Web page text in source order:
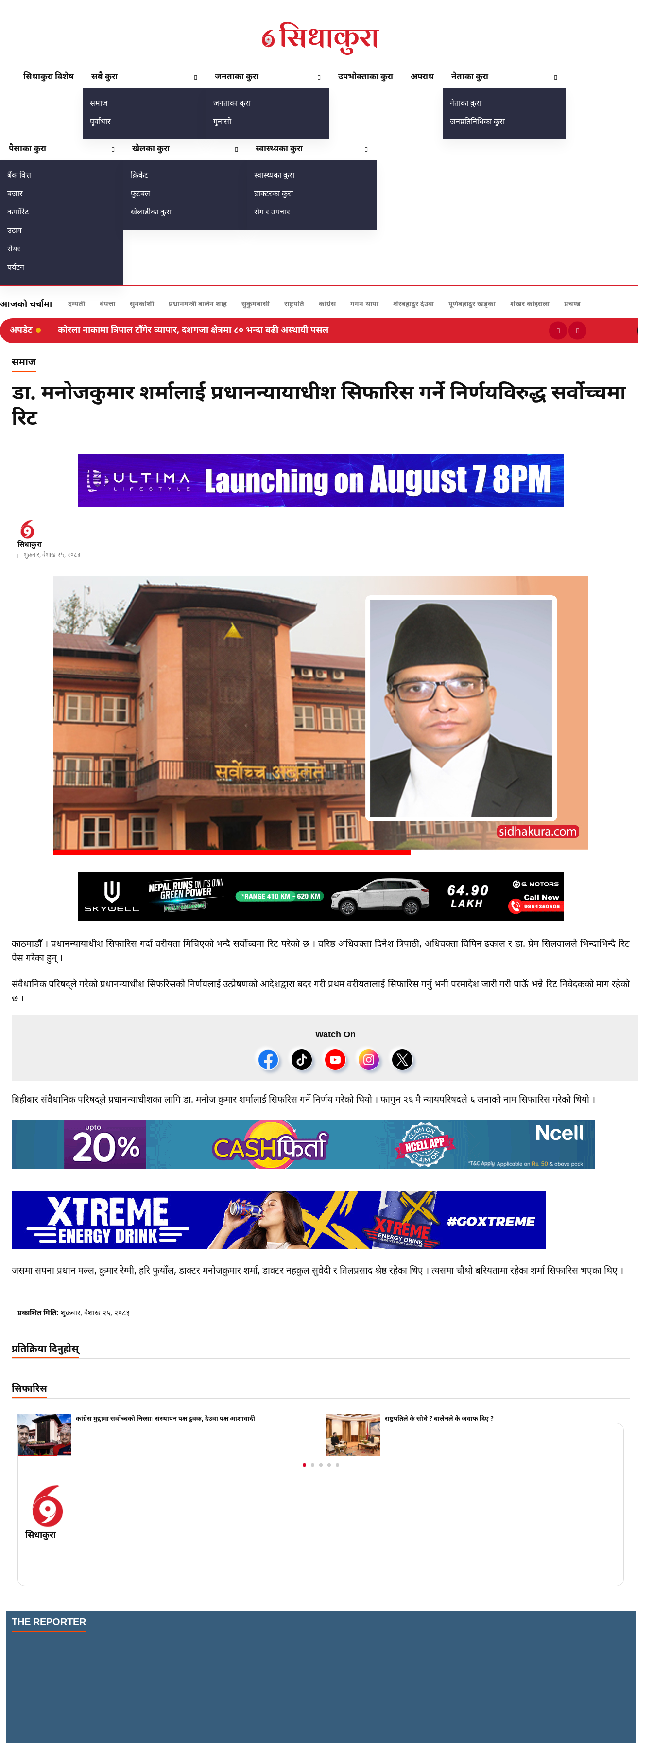
सिधाकुरा विशेष सबै कुरा
समाज
पूर्वाधार
जनताका कुरा
जनताका कुरा
गुनासो
उपभोक्ताका कुरा अपराध नेताका कुरा
नेताका कुरा
जनप्रतिनिधिका कुरा
पैसाका कुरा
बैंक वित्त
बजार
कर्पाोरेट
उद्यम
सेयर
पर्यटन
खेलका कुरा
क्रिकेट
फुटबल
खेलाडीका कुरा
स्वास्थ्यका कुरा
स्वास्थ्यका कुरा
डाक्टरका कुरा
रोग र उपचार
आजको चर्चामा दम्पती बेपत्ता सुनकोशी प्रधानमन्त्री बालेन शाह सुकुमबासी राष्ट्रपति कांग्रेस गगन थापा शेरबहादुर देउवा पूर्णबहादुर खड्का शेखर कोइराला प्रचण्ड
अपडेट आज बेलुकादेखि मनसुन सक्रिय हुने, पर्सिसम्म भारी वर्षाको सम्भावना
समाज
डा. मनोजकुमार शर्मालाई प्रधानन्यायाधीश सिफारिस गर्ने निर्णयविरुद्ध सर्वोच्चमा
रिट
सिधाकुरा
शुक्रबार, वैशाख २५, २०८३
काठमाडौँ । प्रधानन्यायाधीश सिफारिस गर्दा वरीयता मिचिएको भन्दै सर्वोच्चमा रिट परेको छ । वरिष्ठ अधिवक्ता दिनेश त्रिपाठी, अधिवक्ता विपिन ढकाल र डा. प्रेम सिलवालले भिन्दाभिन्दै रिट
पेस गरेका हुन् ।
संवैधानिक परिषद्ले गरेको प्रधानन्याधीश सिफरिसको निर्णयलाई उत्प्रेषणको आदेशद्वारा बदर गरी प्रथम वरीयतालाई सिफारिस गर्नु भनी परमादेश जारी गरी पाऊँ भन्ने रिट निवेदकको माग रहेको
छ ।
Watch On
बिहीबार संवैधानिक परिषद्ले प्रधानन्याधीशका लागि डा. मनोज कुमार शर्मालाई सिफरिस गर्ने निर्णय गरेको थियो । फागुन २६ मै न्यायपरिषदले ६ जनाको नाम सिफारिस गरेको थियो ।
जसमा सपना प्रधान मल्ल, कुमार रेग्मी, हरि फुयाँल, डाक्टर मनोजकुमार शर्मा, डाक्टर नहकुल सुवेदी र तिलप्रसाद श्रेष्ठ रहेका थिए । त्यसमा चौथो बरियतामा रहेका शर्मा सिफारिस भएका थिए ।
प्रकाशित मिति: शुक्रबार, वैशाख २५, २०८३
प्रतिक्रिया दिनुहोस्
सिफारिस
कांग्रेस मुद्दामा सर्वोच्चको निस्साः संस्थापन पक्ष ढुक्क, देउवा पक्ष आशावादी राष्ट्रपतिले के सोधे ? बालेनले के जवाफ दिए ?
सिधाकुरा
THE REPORTER